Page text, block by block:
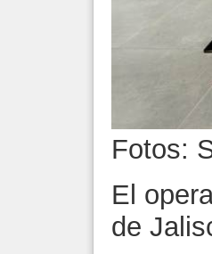
Fotos:
El
de